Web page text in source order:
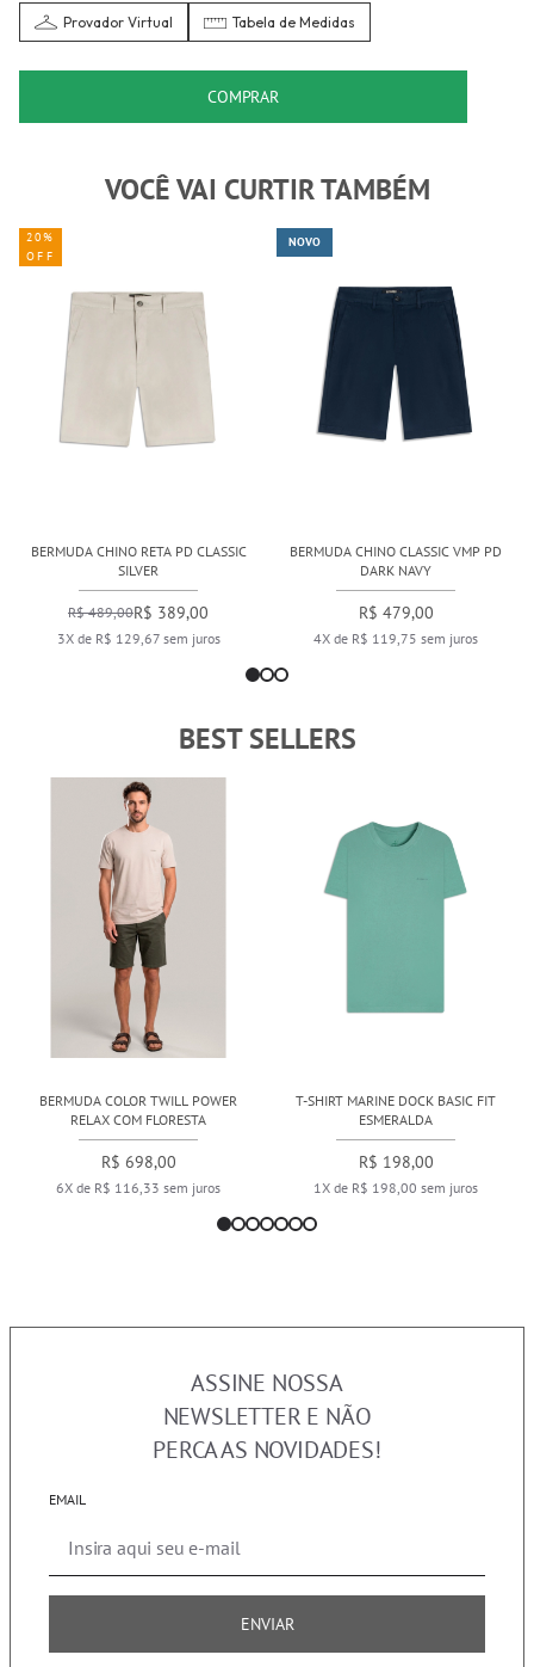
Provador Virtual Tabela de Medidas
COMPRAR
VOCÊ VAI CURTIR TAMBÉM
BERMUDA CHINO RETA PD CLASSIC
SILVER
R$ 489,00R$ 389,00
3X de R$ 129,67 sem juros
20%
OFF
BERMUDA CHINO CLASSIC VMP PD
DARK NAVY
R$ 479,00
4X de R$ 119,75 sem juros
NOVO
BEST SELLERS
BERMUDA COLOR TWILL POWER
RELAX COM FLORESTA
R$ 698,00
6X de R$ 116,33 sem juros
T-SHIRT MARINE DOCK BASIC FIT
ESMERALDA
R$ 198,00
1X de R$ 198,00 sem juros
ASSINE NOSSA
NEWSLETTER E NÃO
PERCA AS NOVIDADES!
EMAIL
ENVIAR